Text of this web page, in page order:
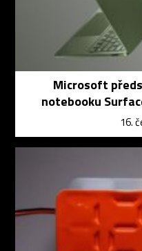
Microsoft
notebooku
16.